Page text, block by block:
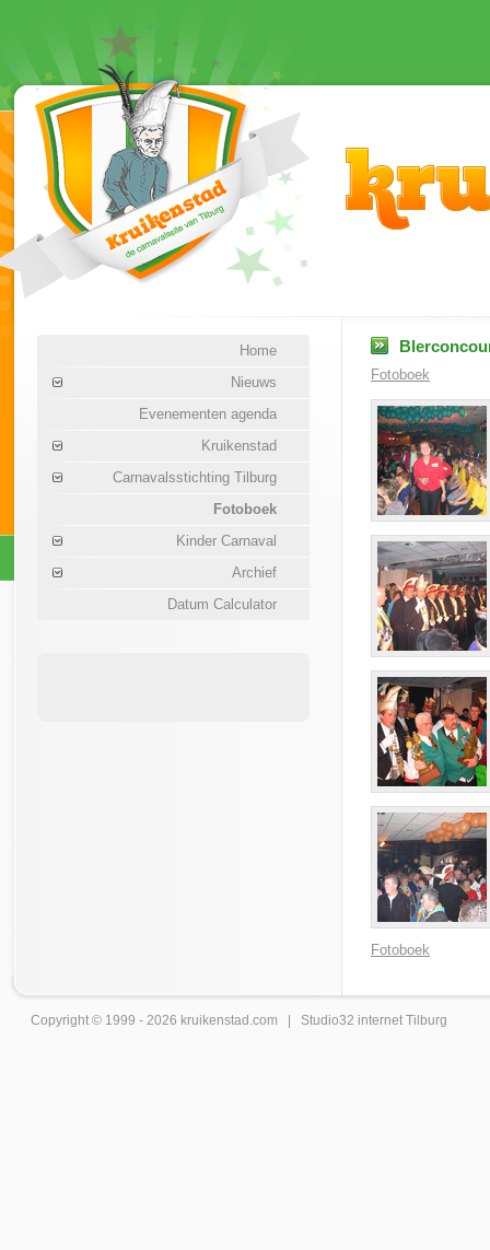
Home
Nieuws
Evenementen agenda
Kruikenstad
Carnavalsstichting Tilburg
Fotoboek
Kinder Carnaval
Archief
Datum Calculator
Fotoboek
Fotoboek
Copyright © 1999 - 2026 kruikenstad .com | Studio32 internet Tilburg